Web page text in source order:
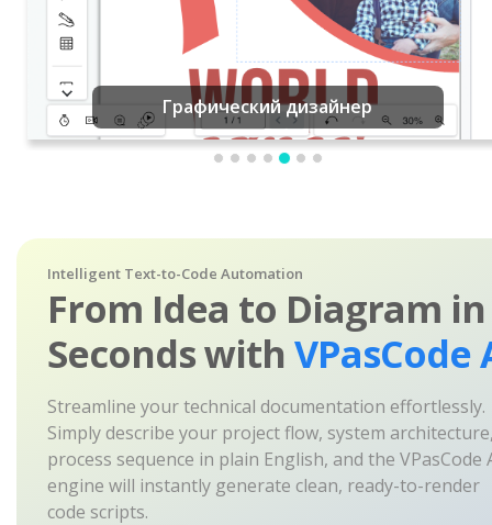
Графический дизайнер
Intelligent Text-to-Code Automation
From Idea to Diagram in
Seconds withVPasCode
Streamline your technical documentation effortlessly.
Simply describe your project flow, system
process sequence in plain English, and the VPasCode
engine will instantly generate clean, ready-to-render
code scripts.